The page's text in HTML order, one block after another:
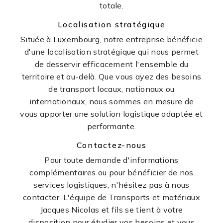
totale.
Localisation stratégique
Située à Luxembourg, notre entreprise bénéficie
d'une localisation stratégique qui nous permet
de desservir efficacement l'ensemble du
territoire et au-delà. Que vous ayez des besoins
de transport locaux, nationaux ou
internationaux, nous sommes en mesure de
vous apporter une solution logistique adaptée et
performante.
Contactez-nous
Pour toute demande d'informations
complémentaires ou pour bénéficier de nos
services logistiques, n'hésitez pas à nous
contacter. L'équipe de Transports et matériaux
Jacques Nicolas et fils se tient à votre